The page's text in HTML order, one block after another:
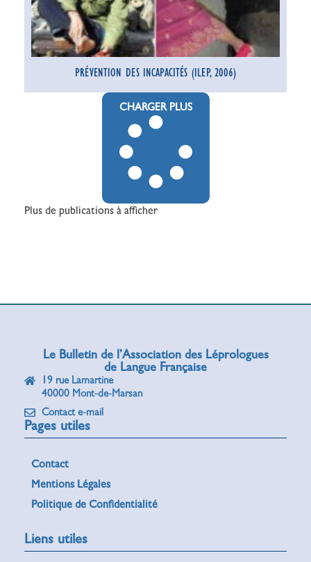
PRÉVENTION DES INCAPACITÉS (ILEP, 2006)
CHARGER PLUS
Plus de publications à afficher
Le Bulletin de l’Association des Léprologues
de Langue Française
19 rue Lamartine
40000 Mont-de-Marsan
Contact e-mail
Pages utiles
Contact
Mentions Légales
Politique de Confidentialité
Liens utiles